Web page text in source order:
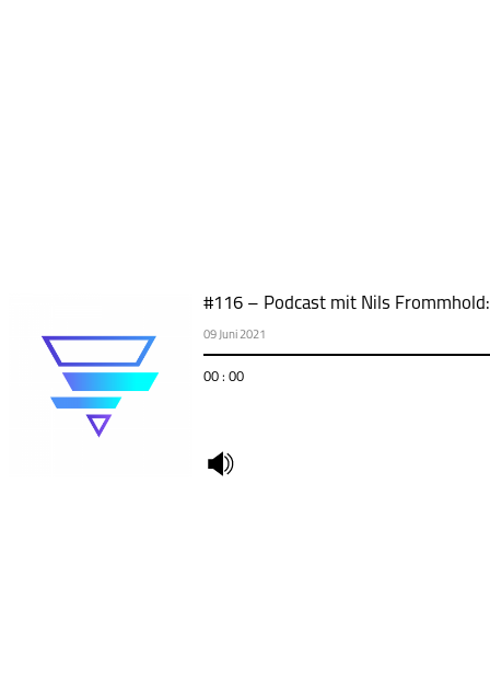
#116 – Podcast mit Nils
09 Juni 2021
00 : 00